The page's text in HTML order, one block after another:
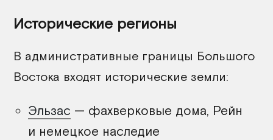
Исторические регионы
В административные границы Большого
Востока входят исторические земли:
Эльзас — фахверковые дома, Рейн
и немецкое наследие